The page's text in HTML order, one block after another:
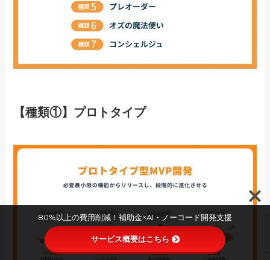
【種類①】プロトタイプ
80%以上の費用削減！補助金×AI・ノーコード開発支援
サービス概要はこちら